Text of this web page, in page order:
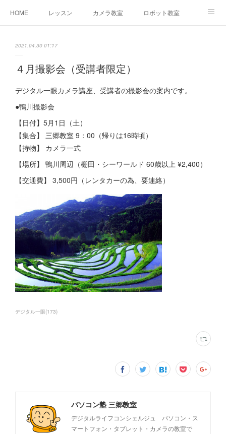
HOME レッスン カメラ教室 ロボット教室
2021.04.30 01:17
４月撮影会（受講者限定）
デジタル一眼カメラ講座、受講者の撮影会の案内です。
●鴨川撮影会
【日付】5月1日（土）
【集合】 三郷教室 9：00（帰りは16時頃）
【持物】 カメラ一式
【場所】 鴨川周辺（棚田・シーワールド 60歳以上 ¥2,400）
【交通費】 3,500円（レンタカーの為、要連絡）
デジタル一眼(173)
パソコン塾 三郷教室
デジタルライフコンシェルジュ パソコン・ス
マートフォン・タブレット・カメラの教室で